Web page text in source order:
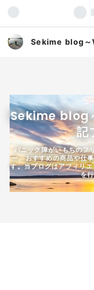
Sekime blog～
Sekime blog
記
パニック障がいもちのフ
ー。おすすめの商品や仕
す。当ブログはアフィリ
を